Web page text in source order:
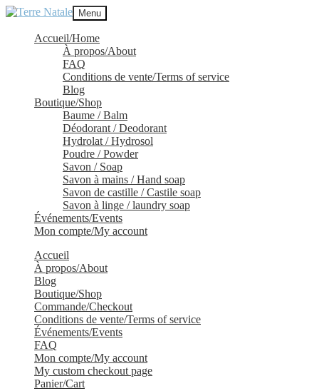
Aller
Aller
contenu
Menu
Accueil/Home
À propos/About
FAQ
Conditions de vente/Terms of service
Blog
Boutique/Shop
Baume / Balm
Déodorant / Deodorant
Hydrolat / Hydrosol
Poudre / Powder
Savon / Soap
Savon à mains / Hand soap
Savon de castille / Castile soap
Savon à linge / laundry soap
Événements/Events
Mon compte/My account
Accueil
À propos/About
Blog
Boutique/Shop
Commande/Checkout
Conditions de vente/Terms of service
Événements/Events
FAQ
Mon compte/My account
My custom checkout page
Panier/Cart